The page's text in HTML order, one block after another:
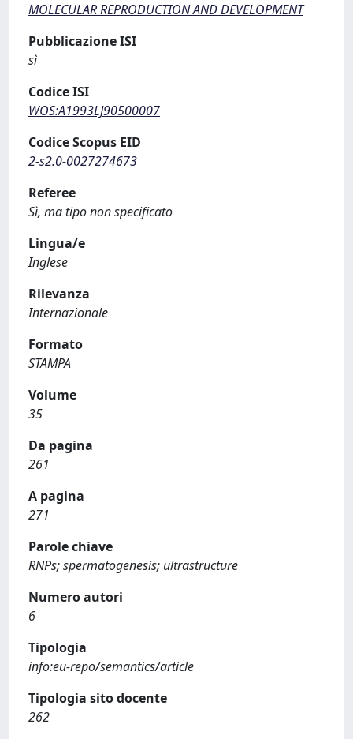
MOLECULAR REPRODUCTION AND DEVELOPMENT
Pubblicazione ISI
sì
Codice ISI
WOS:A1993LJ90500007
Codice Scopus EID
2-s2.0-0027274673
Referee
Sì, ma tipo non specificato
Lingua/e
Inglese
Rilevanza
Internazionale
Formato
STAMPA
Volume
35
Da pagina
261
A pagina
271
Parole chiave
RNPs; spermatogenesis; ultrastructure
Numero autori
6
Tipologia
info:eu-repo/semantics/article
Tipologia sito docente
262